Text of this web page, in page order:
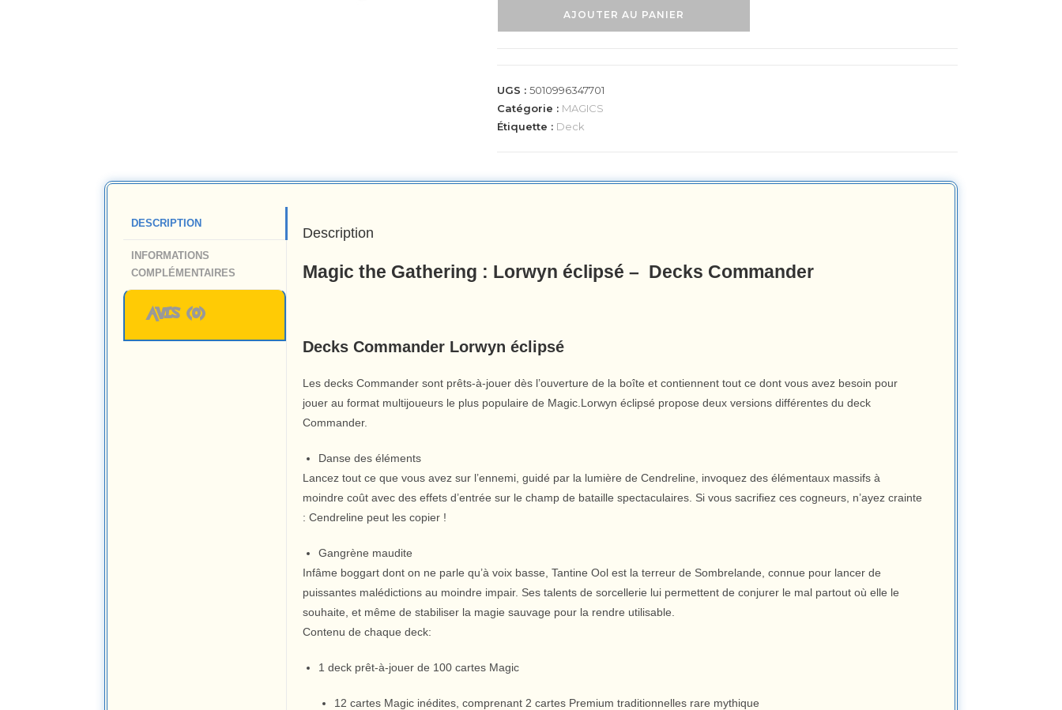
AJOUTER AU PANIER
UGS : 5010996347701
Catégorie : MAGICS
Étiquette : Deck
DESCRIPTION
INFORMATIONS
COMPLÉMENTAIRES
AVIS (0)
Description
Magic the Gathering : Lorwyn éclipsé – Decks Commander
Decks Commander Lorwyn éclipsé
Les decks Commander sont prêts-à-jouer dès l’ouverture de la boîte et contiennent tout ce dont vous avez besoin pour
jouer au format multijoueurs le plus populaire de Magic.Lorwyn éclipsé propose deux versions différentes du deck
Commander.
Danse des éléments
Lancez tout ce que vous avez sur l’ennemi, guidé par la lumière de Cendreline, invoquez des élémentaux massifs à
moindre coût avec des effets d’entrée sur le champ de bataille spectaculaires. Si vous sacrifiez ces cogneurs, n’ayez crainte
: Cendreline peut les copier !
Gangrène maudite
Infâme boggart dont on ne parle qu’à voix basse, Tantine Ool est la terreur de Sombrelande, connue pour lancer de
puissantes malédictions au moindre impair. Ses talents de sorcellerie lui permettent de conjurer le mal partout où elle le
souhaite, et même de stabiliser la magie sauvage pour la rendre utilisable.
Contenu de chaque deck:
1 deck prêt-à-jouer de 100 cartes Magic
12 cartes Magic inédites, comprenant 2 cartes Premium traditionnelles rare mythique